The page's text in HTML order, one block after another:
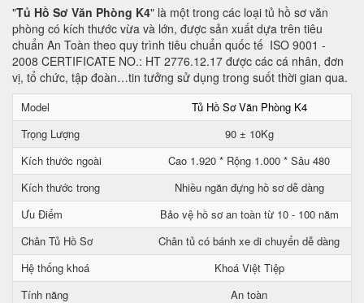
"Tủ Hồ Sơ Văn Phòng K4" là một trong các loại tủ hồ sơ văn
phòng có kích thước vừa và lớn, được sản xuất dựa trên tiêu
chuẩn An Toàn theo quy trình tiêu chuẩn quốc tế ISO 9001 -
2008 CERTIFICATE NO.: HT 2776.12.17 được các cá nhân, đơn
vị, tổ chức, tập đoàn…tin tưởng sử dụng trong suốt thời gian qua.
Model
Tủ Hồ Sơ Văn Phòng K4
Trọng Lượng
90 ± 10Kg
Kích thước ngoài
Cao 1.920 * Rộng 1.000 * Sâu 480
Kích thước trong
Nhiều ngăn đựng hồ sơ dễ dàng
Ưu Điểm
Bảo vệ hồ sơ an toàn từ 10 - 100 năm
Chân Tủ Hồ Sơ
Chân tủ có bánh xe di chuyển dễ dàng
Hệ thống khoá
Khoá Việt Tiệp
Tính năng
An toàn